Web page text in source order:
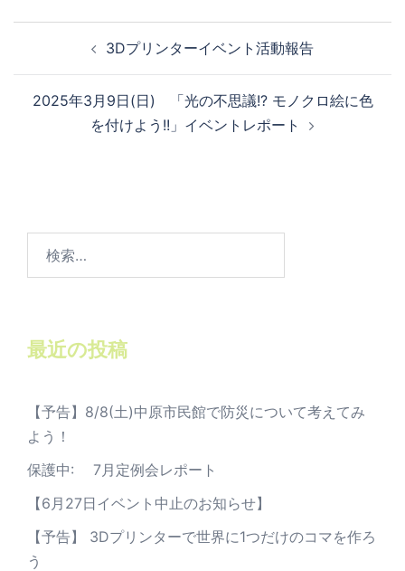
投稿ナビゲーション
3Dプリンターイベント活動報告
2025年3月9日(日) 「光の不思議!? モノクロ絵に色
を付けよう!!」イベントレポート
最近の投稿
【予告】8/8(土)中原市民館で防災について考えてみ
よう！
保護中: 7月定例会レポート
【6月27日イベント中止のお知らせ】
【予告】 3Dプリンターで世界に1つだけのコマを作ろ
う